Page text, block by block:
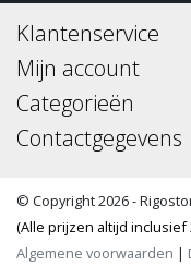
Klantenservice
Mijn account
Categorieën
Contactgegevens
© Copyright 2026 -
(Alle prijzen altijd inclusief
Algemene voorwaarden |